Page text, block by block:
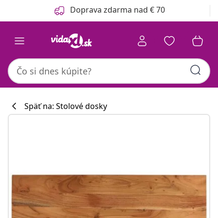
Predchádzajúce Doprava zdarma nad € 70
Späť na: Stolové dosky